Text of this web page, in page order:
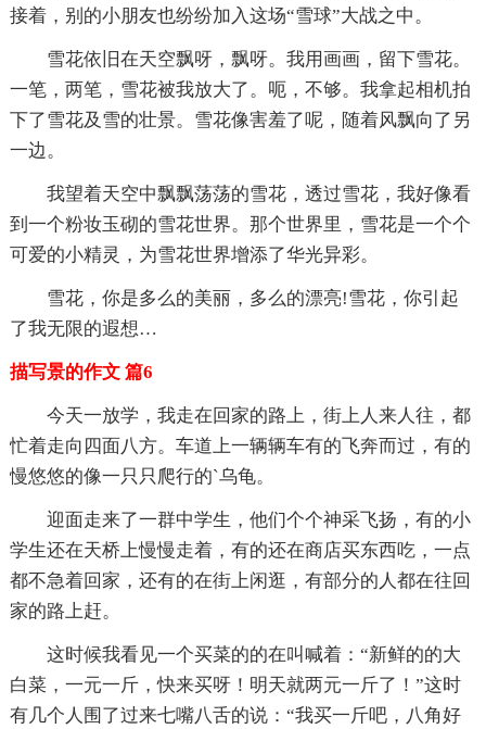
接着，别的小朋友也纷纷加入这场“雪球”大战之中。
雪花依旧在天空飘呀，飘呀。我用画画，留下雪花。
一笔，两笔，雪花被我放大了。呃，不够。我拿起相机拍
下了雪花及雪的壮景。雪花像害羞了呢，随着风飘向了另
一边。
我望着天空中飘飘荡荡的雪花，透过雪花，我好像看
到一个粉妆玉砌的雪花世界。那个世界里，雪花是一个个
可爱的小精灵，为雪花世界增添了华光异彩。
雪花，你是多么的美丽，多么的漂亮!雪花，你引起
了我无限的遐想…
描写景的作文 篇6
今天一放学，我走在回家的路上，街上人来人往，都
忙着走向四面八方。车道上一辆辆车有的飞奔而过，有的
慢悠悠的像一只只爬行的`乌龟。
迎面走来了一群中学生，他们个个神采飞扬，有的小
学生还在天桥上慢慢走着，有的还在商店买东西吃，一点
都不急着回家，还有的在街上闲逛，有部分的人都在往回
家的路上赶。
这时候我看见一个买菜的的在叫喊着：“新鲜的的大
白菜，一元一斤，快来买呀！明天就两元一斤了！”这时
有几个人围了过来七嘴八舌的说：“我买一斤吧，八角好